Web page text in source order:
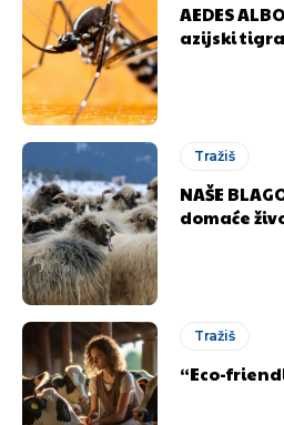
AEDES
azijski
Tražiš
NAŠE
domaće
Tražiš
“Eco-